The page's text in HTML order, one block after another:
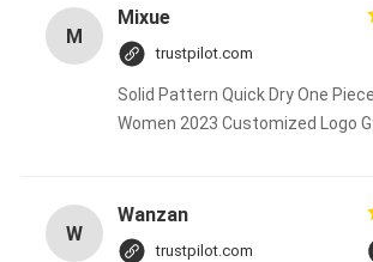
M
Mixue
trustpilot.com
Solid Pattern Quick Dry One
Women 2023 Customized Logo
W
Wanzan
trustpilot.com